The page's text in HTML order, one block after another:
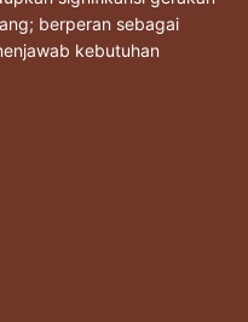
berperan sebagai
kebutuhan